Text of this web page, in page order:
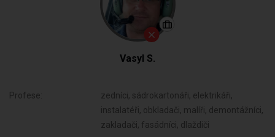
Vasyl S.
Profese:
zedníci, sádrokartonáři, elektrikáři,
instalatéři, obkladači, malíři, demontážníci,
zakladači, fasádníci, dlaždiči